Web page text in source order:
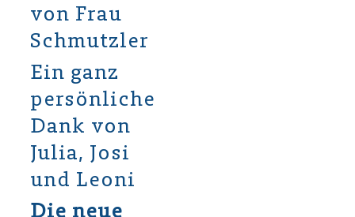
von Frau
Schmutzler
Ein ganz
persönlicher
Dank von
Julia, Josi
und Leoni
Die neue